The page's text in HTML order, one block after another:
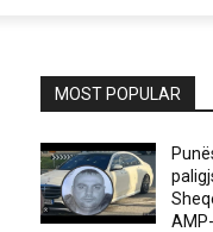
MOST POPULAR